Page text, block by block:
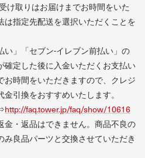
け取りはお届けまでお時間をいた
は指定先配送を選択いただくことを
」「セブン-イレブン前払い」の
確定した後に入金いただくお支払い
お時間をいただきますので、クレジ
引換をおすすめいたします。
http://faq.tower.jp/faq/show/10616
・返品はできません。商品不良の
良品パーツと交換させていただき